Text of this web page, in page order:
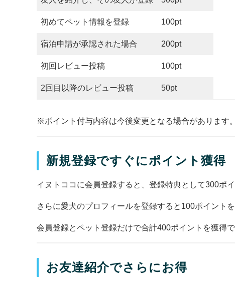
初めてペット情報を登録 100pt
宿泊申請が承認された場合 200pt
初回レビュー投稿 100pt
2回目以降のレビュー投稿 50pt
※ポイント付与内容は今後変更となる場合があります。
新規登録ですぐにポイント獲得
イヌトココに会員登録すると、登録特典として300ポ
さらに愛犬のプロフィールを登録すると100ポイントを
会員登録とペット登録だけで合計400ポイントを獲得
お友達紹介でさらにお得